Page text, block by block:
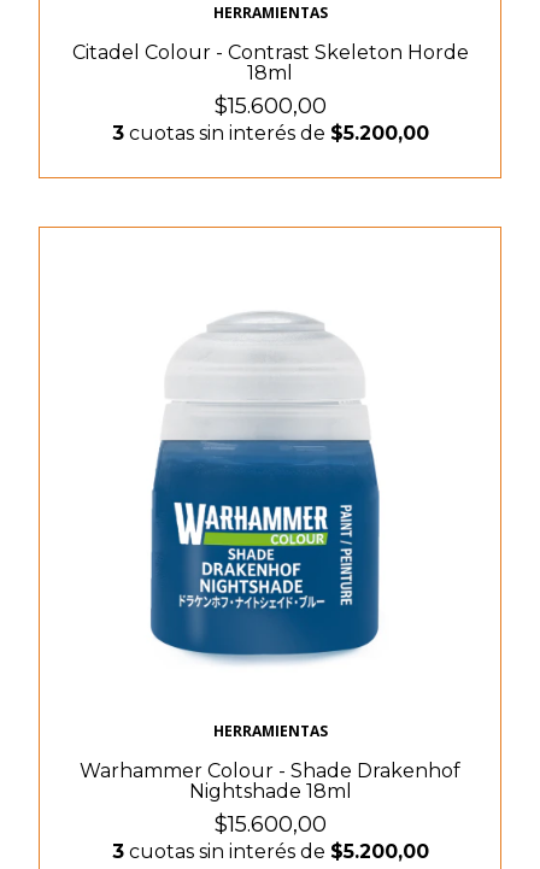
HERRAMIENTAS
Citadel Colour - Contrast Skeleton Horde
18ml
$15.600,00
3cuotas sin interés de $5.200,00
HERRAMIENTAS
Warhammer Colour - Shade Drakenhof
Nightshade 18ml
$15.600,00
3cuotas sin interés de $5.200,00